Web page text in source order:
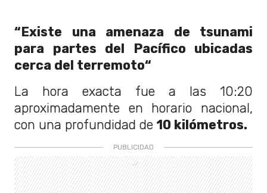
“Existe una amenaza de tsunami
para partes del Pacífico ubicadas
cerca del terremoto“
La hora exacta fue a las 10:20
aproximadamente en horario nacional,
con una profundidad de10 kilómetros.